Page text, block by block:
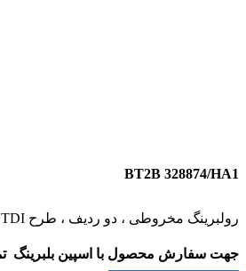
BT2B 328874/HA1
رولبرینگ مخروطی ، دو ردیف ، طرح TDI
جهت سفارش محصول با اسپین بلبرینگ